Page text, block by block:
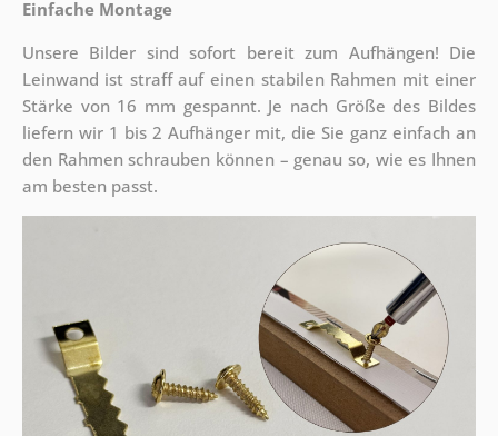
Einfache Montage
Unsere Bilder sind sofort bereit zum Aufhängen! Die
Leinwand ist straff auf einen stabilen Rahmen mit einer
Stärke von 16 mm gespannt. Je nach Größe des Bildes
liefern wir 1 bis 2 Aufhänger mit, die Sie ganz einfach an
den Rahmen schrauben können – genau so, wie es Ihnen
am besten passt.